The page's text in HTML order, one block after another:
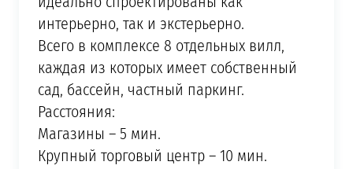
интерьерно, так и экстерьерно.
Всего в комплексе 8 отдельных вилл,
каждая из которых имеет собственный
сад, бассейн, частный паркинг.
Расстояния:
Магазины – 5 мин.
Крупный торговый центр – 10 мин.